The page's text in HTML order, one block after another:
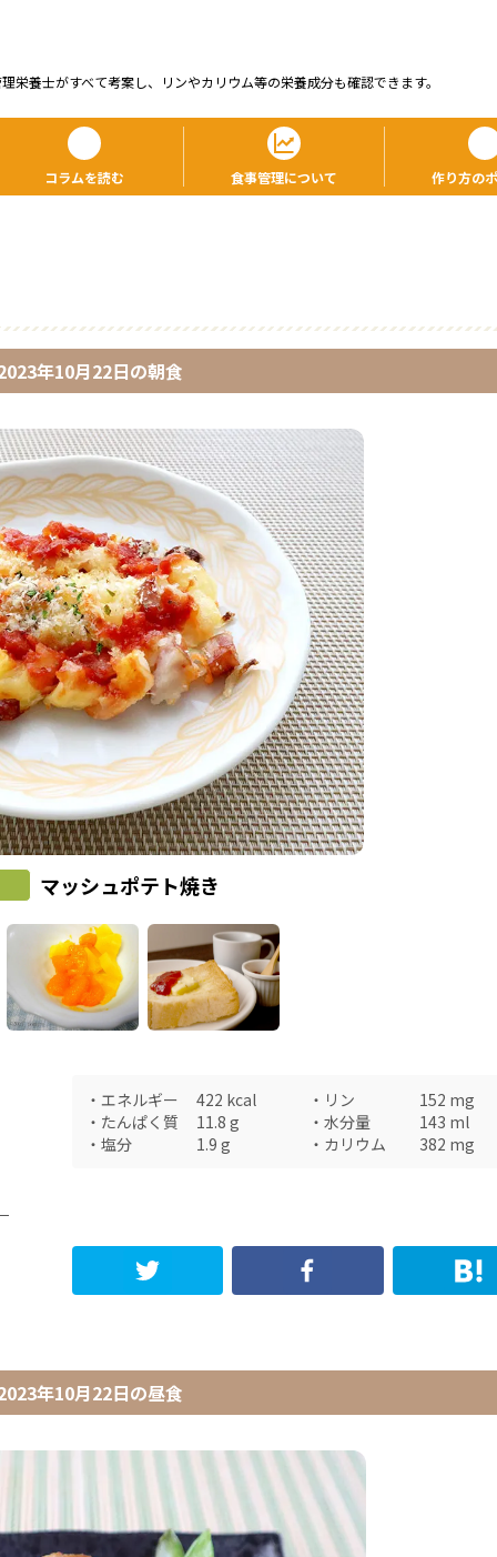
栄養⼠がすべて考案し、リンやカリウム等の栄養成分も確認できます。
コラムを読む 食事管理について 作り方の
年10月22日の朝食
マッシュポテト焼き
・ エネルギー 422 kcal ・ リン 152 mg
・ たんぱく質 11.8 g ・ 水分量 143 ml
・ 塩分 1.9 g ・ カリウム 382 mg
年10月22日の昼食